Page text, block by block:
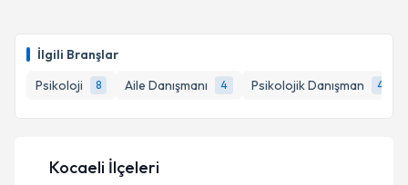
İlgili Branşlar
Psikoloji
8 Aile Danışmanı 4 Psikolojik Danışman 4
için bir takvim hazırlandığında e-posta ile
bilgilendireceğiz.
E-posta Adresiniz
Kocaeli İlçeleri